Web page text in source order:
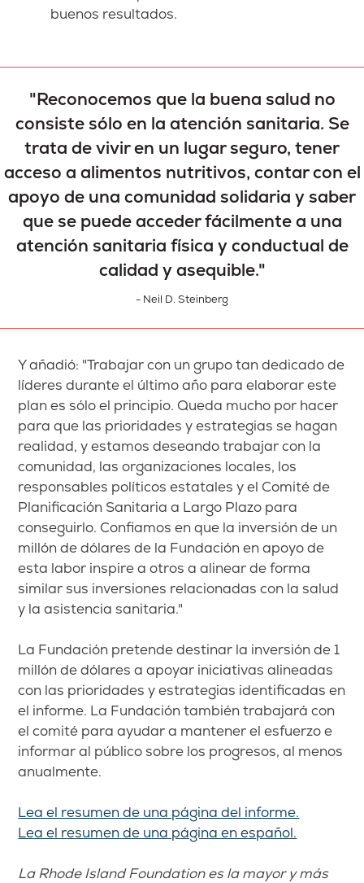
buenos resultados.
"Reconocemos que la buena salud no
consiste sólo en la atención sanitaria. Se
trata de vivir en un lugar seguro, tener
acceso a alimentos nutritivos, contar con el
apoyo de una comunidad solidaria y saber
que se puede acceder fácilmente a una
atención sanitaria física y conductual de
calidad y asequible."
- Neil D. Steinberg
Y añadió: "Trabajar con un grupo tan dedicado de
líderes durante el último año para elaborar este
plan es sólo el principio. Queda mucho por hacer
para que las prioridades y estrategias se hagan
realidad, y estamos deseando trabajar con la
comunidad, las organizaciones locales, los
responsables políticos estatales y el Comité de
Planificación Sanitaria a Largo Plazo para
conseguirlo. Confiamos en que la inversión de un
millón de dólares de la Fundación en apoyo de
esta labor inspire a otros a alinear de forma
similar sus inversiones relacionadas con la salud
y la asistencia sanitaria."
La Fundación pretende destinar la inversión de 1
millón de dólares a apoyar iniciativas alineadas
con las prioridades y estrategias identificadas en
el informe. La Fundación también trabajará con
el comité para ayudar a mantener el esfuerzo e
informar al público sobre los progresos, al menos
anualmente.
Lea el resumen de una página del informe.
Lea el resumen de una página en español.
La Rhode Island Foundation es la mayor y más